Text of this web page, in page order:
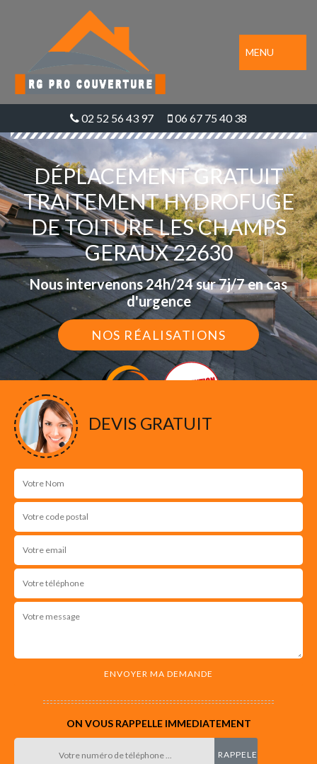
MENU
02 52 56 43 97 06 67 75 40 38
DÉPLACEMENT GRATUIT
TRAITEMENT HYDROFUGE
DE TOITURE LES CHAMPS
GERAUX 22630
Nous intervenons 24h/24 sur 7j/7 en cas
d'urgence
NOS RÉALISATIONS
DEVIS GRATUIT
ON VOUS RAPPELLE IMMEDIATEMENT